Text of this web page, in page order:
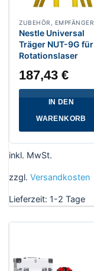
Nestle Universal
Träger NUT-9G für
Rotationslaser
187,43€
IN DEN
WARENKORB
inkl. MwSt.
zzgl. Versandkosten
Lieferzeit: 1-2 Tage